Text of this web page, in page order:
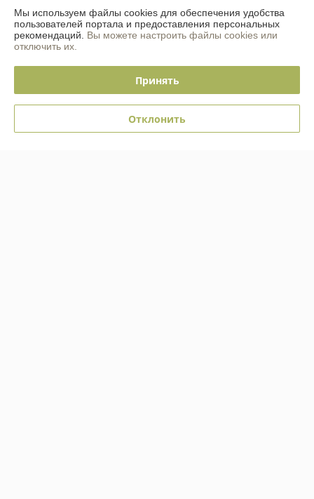
Контакты
Сегодня выходной
Отзывы о магазине
У компании пока нет отзывов, добавьте первый
Мы используем файлы cookies для обеспечения удобства
пользователей портала и предоставления персональных
рекомендаций. Вы можете настроить файлы cookies или
отключить их.
Принять
Отклонить